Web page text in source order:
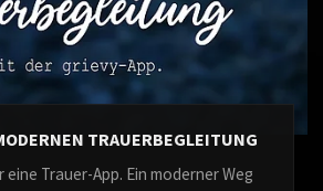
TRAUERBEGLEITUNG
Trauer-App. Ein moderner Weg